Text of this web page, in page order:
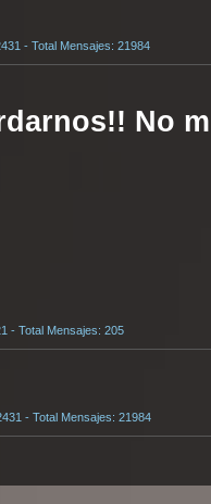
- Total Mensajes: 21984
No
- Total Mensajes: 205
- Total Mensajes: 21984